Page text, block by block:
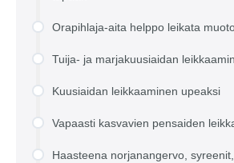
Orapihlaja-aita helppo leikata
Tuija- ja marjakuusiaidan
Kuusiaidan leikkaaminen upeaksi
Vapaasti kasvavien pensaiden
Haasteena norjanangervo,